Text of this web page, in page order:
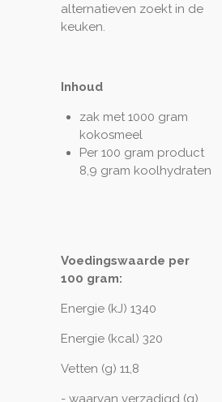
alternatieven zoekt in de
keuken.
Inhoud
zak met 1000 gram
kokosmeel
Per 100 gram product
8,9 gram koolhydraten
Voedingswaarde per
100 gram:
Energie (kJ) 1340
Energie (kcal) 320
Vetten (g) 11,8
- waarvan verzadigd (g)